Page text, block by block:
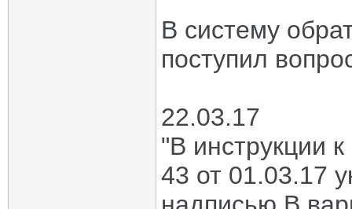
В систему
поступил
22.03.17
"В инструкции
43 от 01.03.17